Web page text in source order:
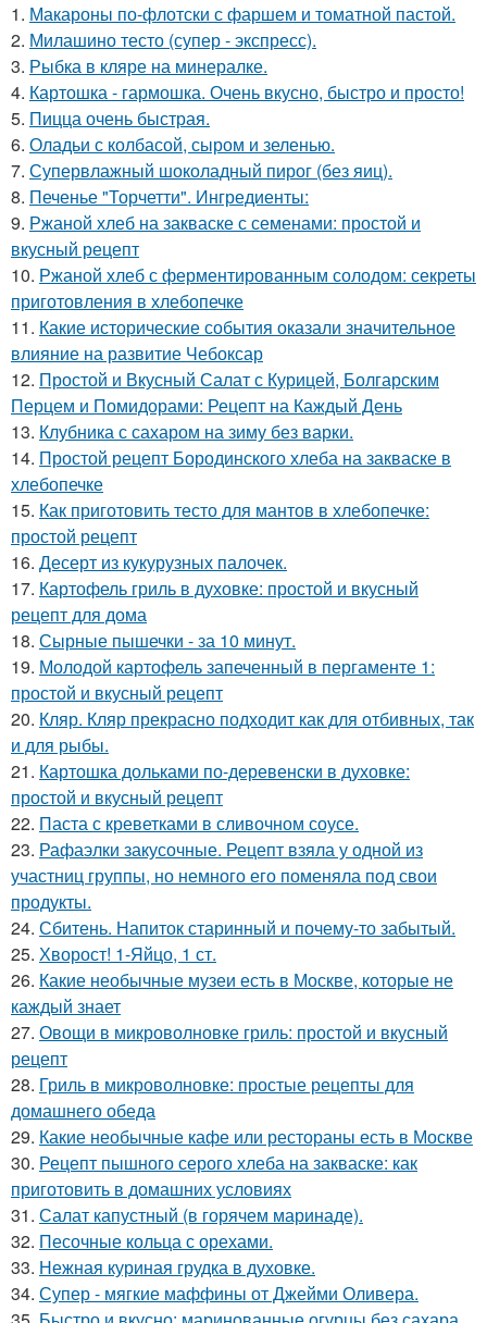
1. Макароны по-флотски с фаршем и томатной пастой.
2. Милашино тесто (супер - экспресс).
3. Рыбка в кляре на минералке.
4. Картошка - гармошка. Очень вкусно, быстро и просто!
5. Пицца очень быстрая.
6. Оладьи с колбасой, сыром и зеленью.
7. Супервлажный шоколадный пирог (без яиц).
8. Печенье "Торчетти". Ингредиенты:
9. Ржаной хлеб на закваске с семенами: простой и
вкусный рецепт
10. Ржаной хлеб с ферментированным солодом: секреты
приготовления в хлебопечке
11. Какие исторические события оказали значительное
влияние на развитие Чебоксар
12. Простой и Вкусный Салат с Курицей, Болгарским
Перцем и Помидорами: Рецепт на Каждый День
13. Клубника с сахаром на зиму без варки.
14. Простой рецепт Бородинского хлеба на закваске в
хлебопечке
15. Как приготовить тесто для мантов в хлебопечке:
простой рецепт
16. Десерт из кукурузных палочек.
17. Картофель гриль в духовке: простой и вкусный
рецепт для дома
18. Сырные пышечки - за 10 минут.
19. Молодой картофель запеченный в пергаменте 1:
простой и вкусный рецепт
20. Кляр. Кляр прекрасно подходит как для отбивных, так
и для рыбы.
21. Картошка дольками по-деревенски в духовке:
простой и вкусный рецепт
22. Паста с креветками в сливочном соусе.
23. Рафаэлки закусочные. Рецепт взяла у одной из
участниц группы, но немного его поменяла под свои
продукты.
24. Сбитень. Напиток старинный и почему-то забытый.
25. Хворост! 1-Яйцо, 1 ст.
26. Какие необычные музеи есть в Москве, которые не
каждый знает
27. Овощи в микроволновке гриль: простой и вкусный
рецепт
28. Гриль в микроволновке: простые рецепты для
домашнего обеда
29. Какие необычные кафе или рестораны есть в Москве
30. Рецепт пышного серого хлеба на закваске: как
приготовить в домашних условиях
31. Салат капустный (в горячем маринаде).
32. Песочные кольца с орехами.
33. Нежная куриная грудка в духовке.
34. Супер - мягкие маффины от Джейми Оливера.